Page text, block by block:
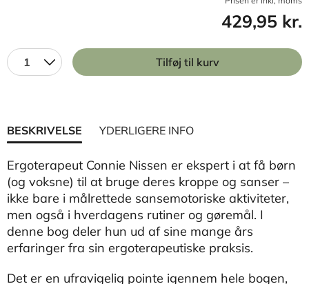
429,95 kr.
1 Tilføj til kurv
BESKRIVELSE YDERLIGERE INFO
Ergoterapeut Connie Nissen er ekspert i at få børn
(og voksne) til at bruge deres kroppe og sanser –
ikke bare i målrettede sansemotoriske aktiviteter,
men også i hverdagens rutiner og gøremål. I
denne bog deler hun ud af sine mange års
erfaringer fra sin ergoterapeutiske praksis.
Det er en ufravigelig pointe igennem hele bogen,